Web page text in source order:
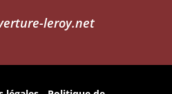
leroy.net